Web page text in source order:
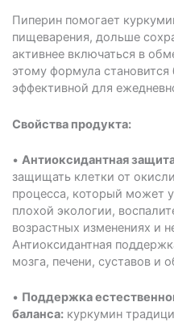
Пиперин помогает
пищеварения, дольше
активнее включаться в
этому формула
эффективной для
Свойства продукта:
• Антиоксидантная
защищать клетки от
процесса, который может
плохой экологии,
возрастных изменениях и
Антиоксидантная
мозга, печени, суставов и
• Поддержка
баланса:куркумин